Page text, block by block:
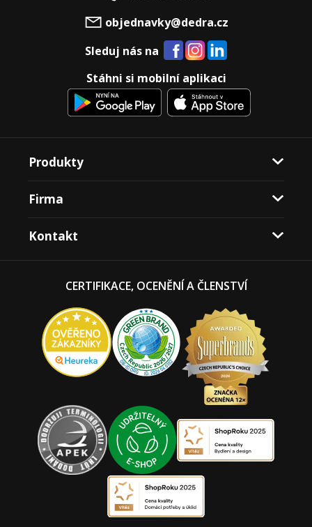
objednavky@dedra.cz
Sleduj nás na
Stáhni si mobilní aplikaci
Produkty
Firma
Kontakt
CERTIFIKACE, OCENĚNÍ A ČLENSTVÍ